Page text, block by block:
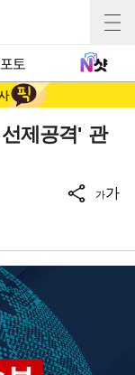
포토
제공격' 관
가가